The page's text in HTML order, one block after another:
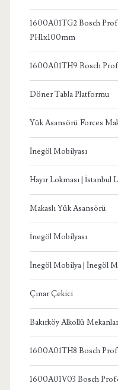
1600A01TG2 Bosch
PH1x100mm
1600A01TH9 Bosch
Döner Tabla Platformu
Yük Asansörü Forces
İnegöl Mobilyası
Hayır Lokması | İstanbul
Makaslı Yük Asansörü
İnegöl Mobilyası
İnegöl Mobilya | İnegöl
Çınar Çekici
Bakırköy Alkollü Mekanlar
1600A01TH8 Bosch
1600A01V03 Bosch